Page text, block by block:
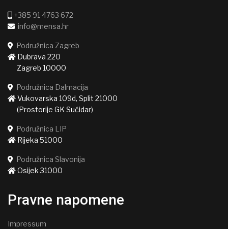
+385 91 4763 672
info@mensa.hr
Podružnica Zagreb
Dubrava 220
Zagreb 10000
Podružnica Dalmacija
Vukovarska 109d, Split 21000
(Prostorije GK Sućidar)
Podružnica LIP
Rijeka 51000
Podružnica Slavonija
Osijek 31000
Pravne napomene
Impressum